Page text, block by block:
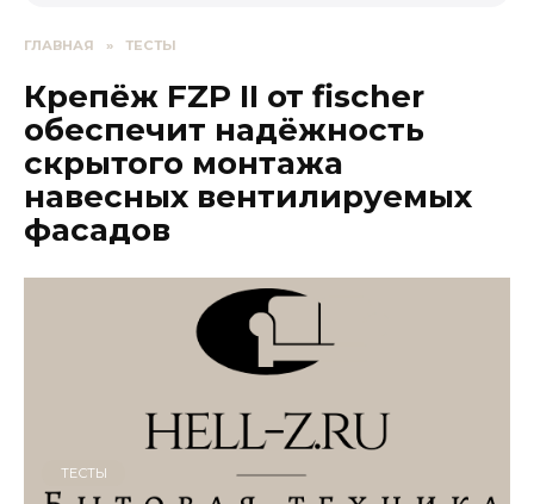
ГЛАВНАЯ » ТЕСТЫ
Крепёж FZP II от fischer
обеспечит надёжность
скрытого монтажа
навесных вентилируемых
фасадов
ТЕСТЫ